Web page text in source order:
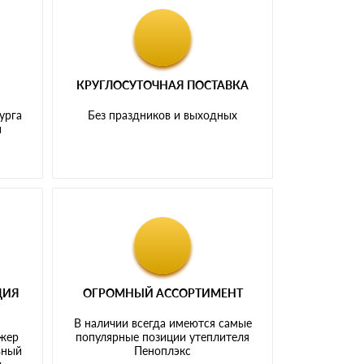
КРУГЛОСУТОЧНАЯ ПОСТАВКА
Без праздников и выходных
ОГРОМНЫЙ АССОРТИМЕНТ
В наличии всегда имеются самые
популярные позиции утеплителя
Пеноплэкс